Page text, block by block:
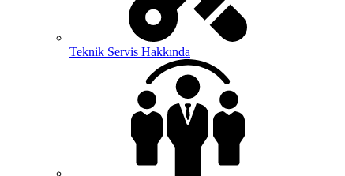
Teknik Servis Hakkında